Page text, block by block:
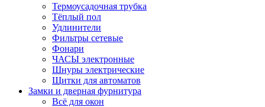
Термоусадочная трубка
Тёплый пол
Удлинители
Фильтры сетевые
Фонари
ЧАСЫ электронные
Шнуры электрические
Щитки для автоматов
Замки и дверная фурнитура
Всё для окон